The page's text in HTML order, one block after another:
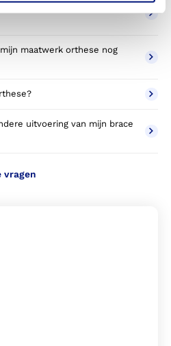
voorziening
maatwerk orthese nog
uitvoering van mijn brace
vragen